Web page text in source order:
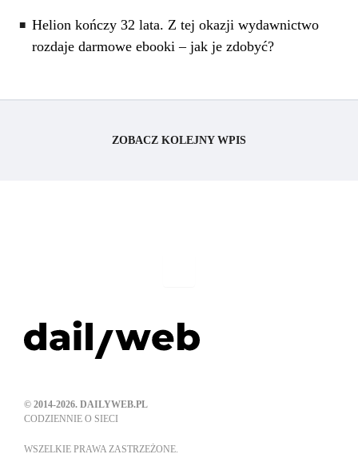
Helion kończy 32 lata. Z tej okazji wydawnictwo
rozdaje darmowe ebooki – jak je zdobyć?
ZOBACZ KOLEJNY WPIS
© 2014-2026. DAILYWEB.PL
CODZIENNIE O SIECI
WSZELKIE PRAWA ZASTRZEŻONE.